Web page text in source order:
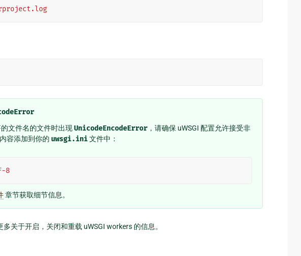
文件名的文件时出现UnicodeEncodeError ，请确保 uWSGI 配置允许接受非
容添加到你的 uwsgi.ini文件中：
8
章节获取细节信息。
多关于开启，关闭和重载 uWSGI workers 的信息。